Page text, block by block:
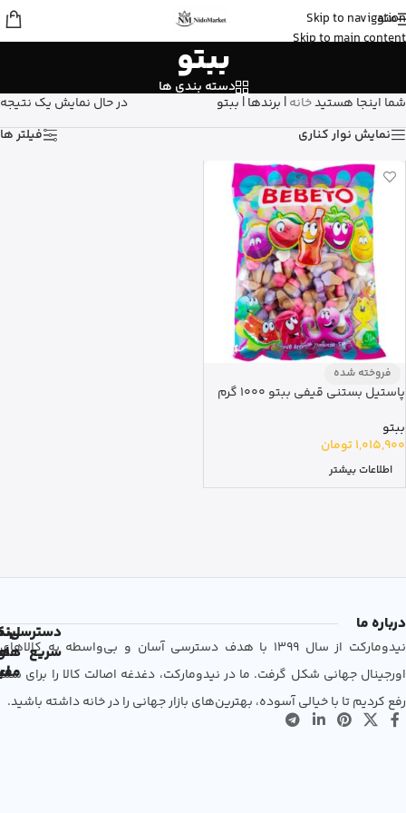
Skip to navigation
Skip to main content
منو
ببتو
دسته بندی ها
شما اینجا هستیدخانه| برندها| ببتو
در حال نمایش یک نتیجه
نمایش نوار کناری
فیلتر ها
فروخته شده
پاستیل بستنی قیفی ببتو 1000 گرم
ببتو
1,015,900تومان
اطلاعات بیشتر
درباره ما
نیدومارکت از سال 1399 با هدف دسترسی آسان و بی‌واسطه به کالاهای
اورجینال جهانی شکل گرفت. ما در نیدومارکت، دغدغه اصالت کالا را برای شما
رفع کردیم تا با خیالی آسوده، بهترین‌های بازار جهانی را در خانه داشته باشید.
دسترسی
سریع
Fatemeh از تهران
ادو پرفیوم زنانه بورلی هیلز پولو کلاب رو